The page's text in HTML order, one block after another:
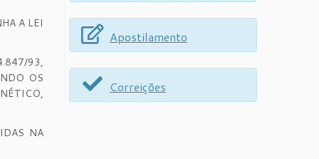
A LEI
93,
OS
NA
Apostilamento
Correições